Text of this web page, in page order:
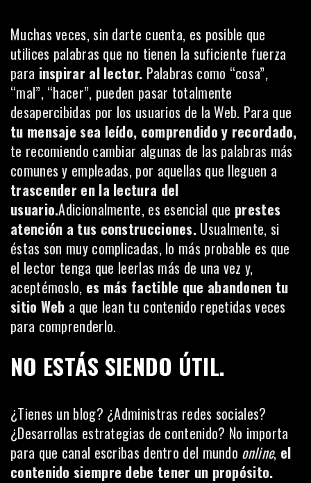
Muchas veces, sin darte cuenta, es posible que
utilices palabras que no tienen la suficiente fuerza
para inspirar al lector. Palabras como “cosa”,
“mal”, “hacer”, pueden pasar totalmente
desapercibidas por los usuarios de la Web. Para que
tu mensaje sea leído, comprendido y recordado,
te recomiendo cambiar algunas de las palabras más
comunes y empleadas, por aquellas que lleguen a
trascender en la lectura del
usuario.Adicionalmente, es esencial que prestes
atención a tus construcciones. Usualmente, si
éstas son muy complicadas, lo más probable es que
el lector tenga que leerlas más de una vez y,
aceptémoslo, es más factible que abandonen tu
sitio Web a que lean tu contenido repetidas veces
para comprenderlo.
NO ESTÁS SIENDO ÚTIL.
¿Tienes un blog? ¿Administras redes sociales?
¿Desarrollas estrategias de contenido? No importa
para que canal escribas dentro del mundo online, el
contenido siempre debe tener un propósito.